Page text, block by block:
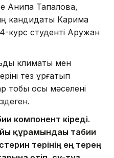
Анипа Тапалова,
кандидаты Карима
курс студенті Аружан
климаты мен
тез құрғатып
тобы осы мәселені
компонент кіреді.
құрамындағы табиғи
терінің ең терең